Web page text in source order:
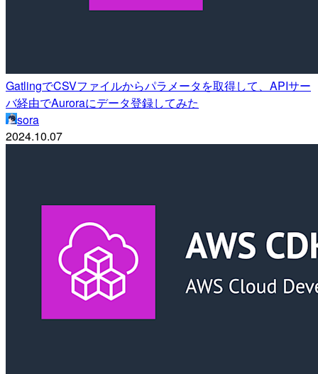
GatlingでCSVファイルからパラメータを取得して、APIサー
バ経由でAuroraにデータ登録してみた
sora
2024.10.07